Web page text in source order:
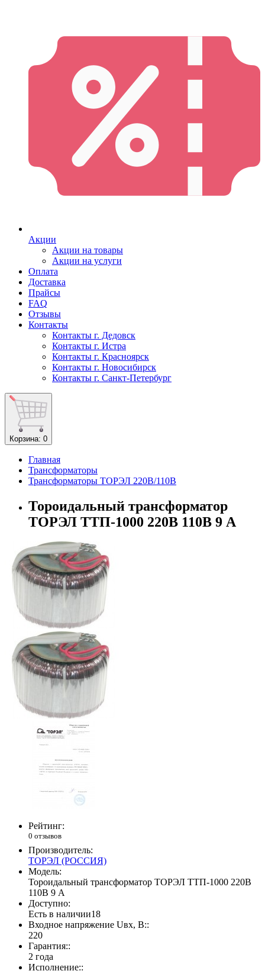
Акции
Акции на товары
Акции на услуги
Оплата
Доставка
Прайсы
FAQ
Отзывы
Контакты
Контакты г. Дедовск
Контакты г. Истра
Контакты г. Красноярск
Контакты г. Новосибирск
Контакты г. Санкт-Петербург
Корзина: 0
Главная
Трансформаторы
Трансформаторы ТОРЭЛ 220В/110В
Тороидальный трансформатор
ТОРЭЛ ТТП-1000 220В 110В 9 А
Рейтинг:
0 отзывов
Производитель:
ТОРЭЛ (РОССИЯ)
Модель:
Тороидальный трансформатор ТОРЭЛ ТТП-1000 220В
110В 9 А
Доступно:
Есть в наличии18
Входное напряжение Uвх, В::
220
Гарантия::
2 года
Исполнение::